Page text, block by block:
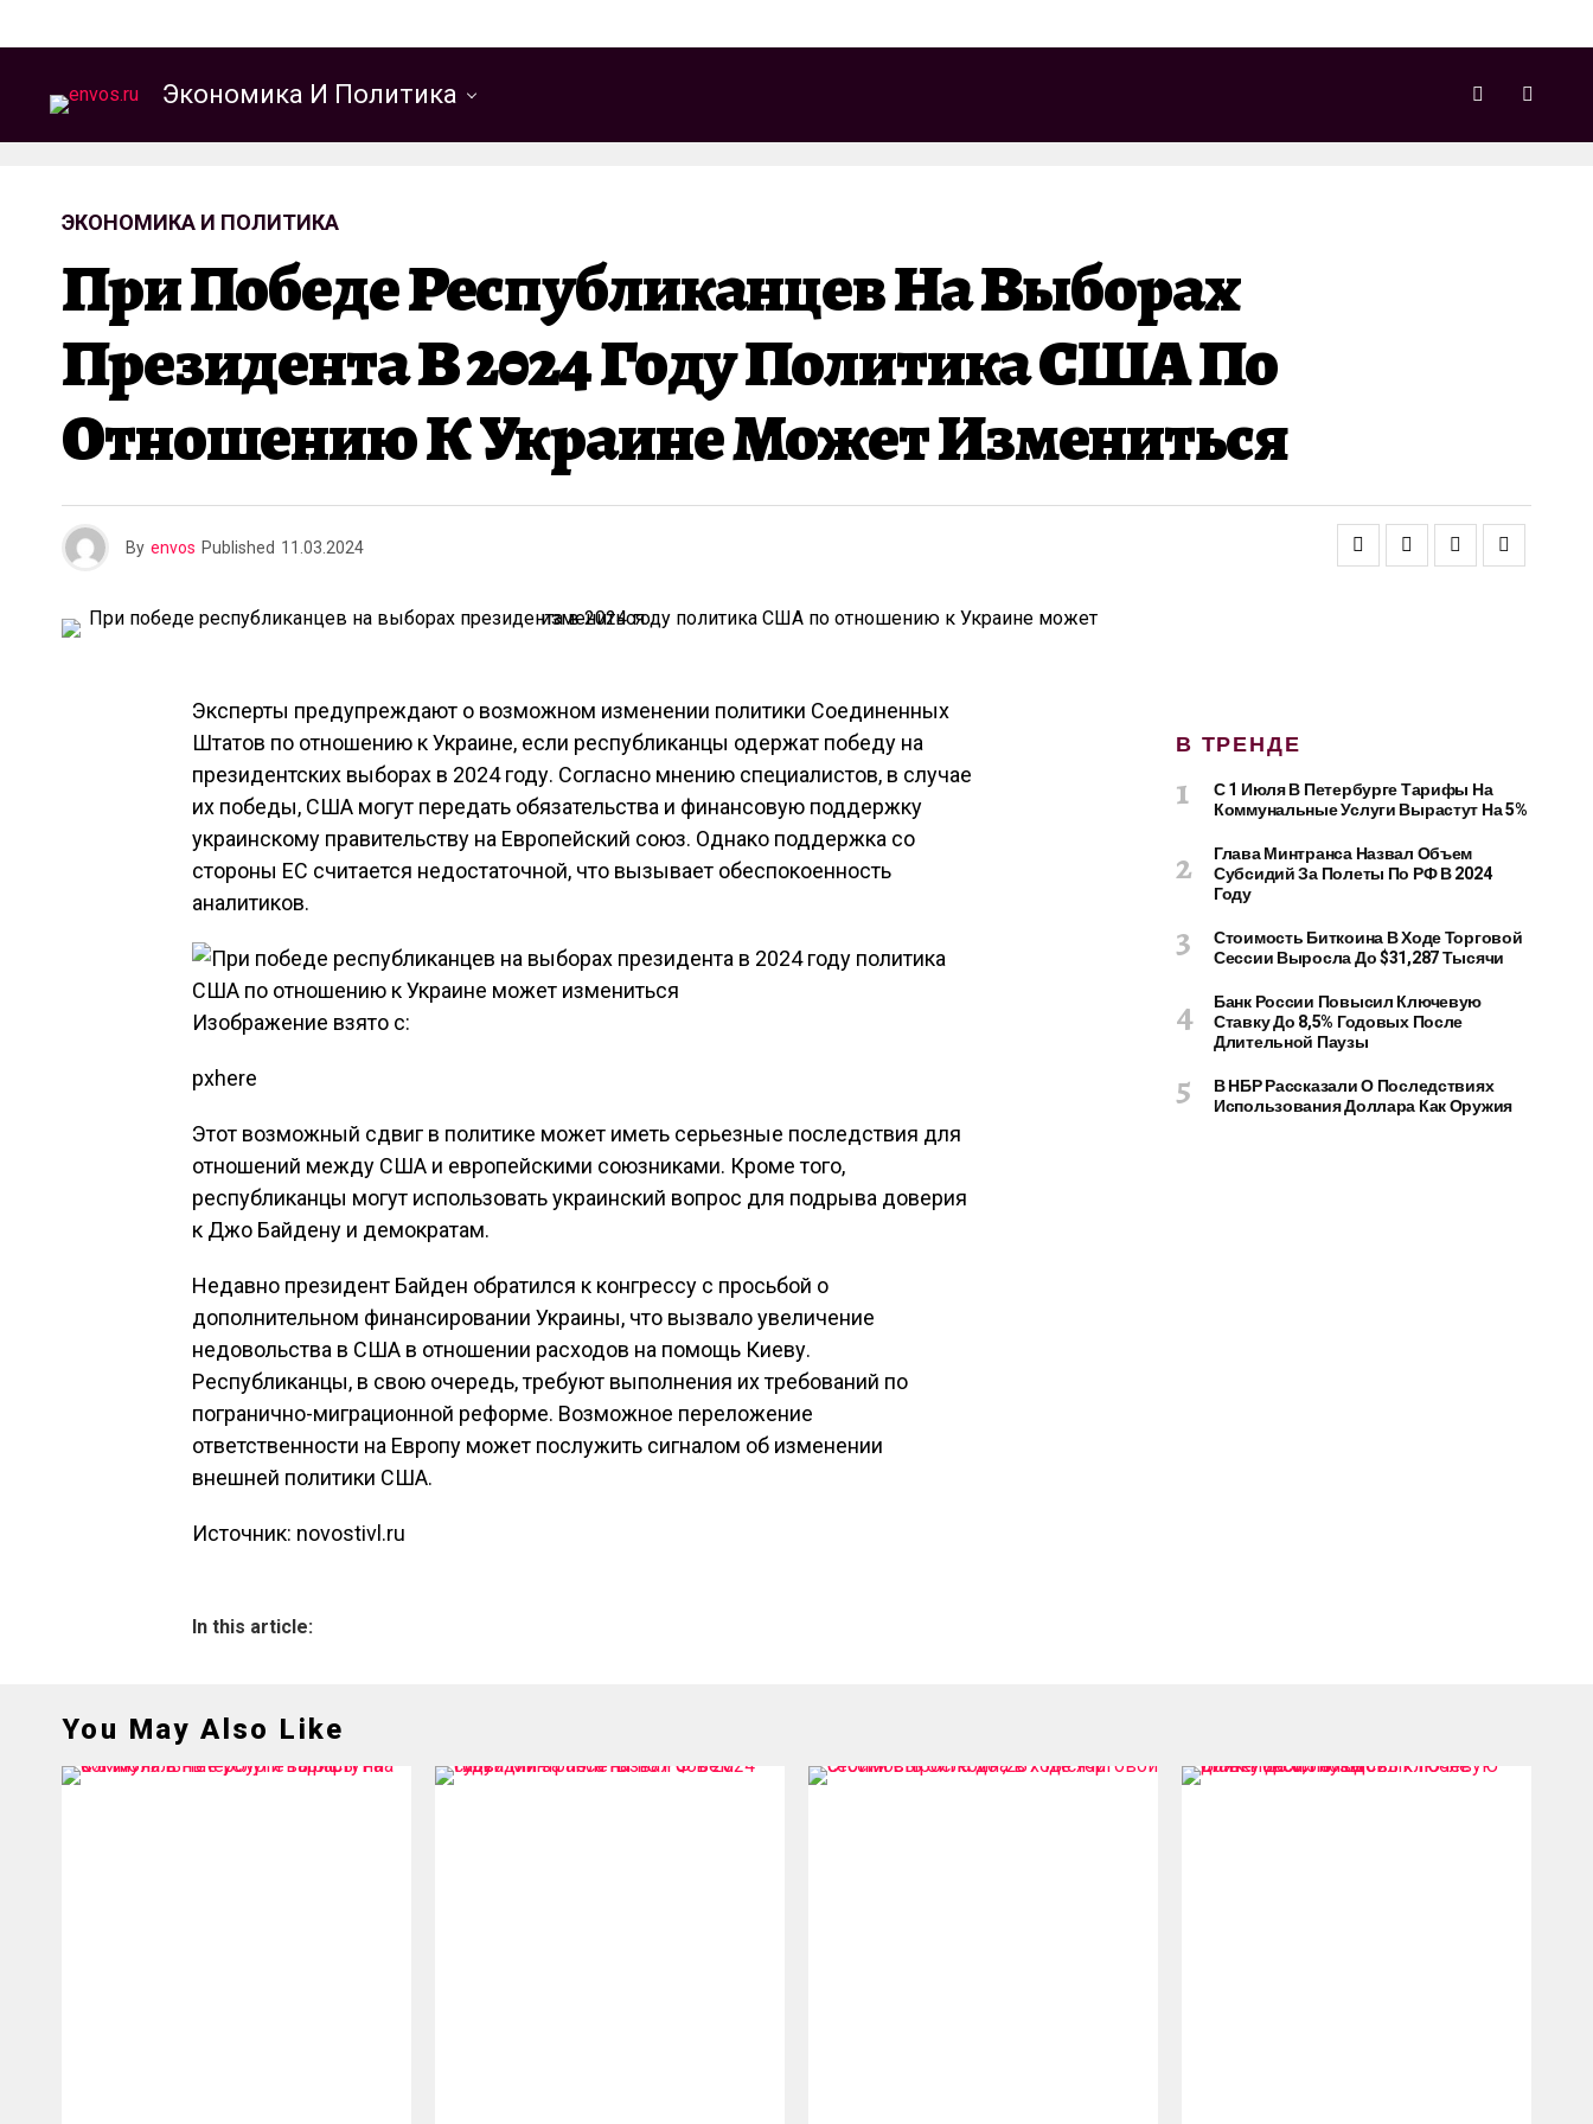
Экономика И Политика
ЭКОНОМИКА И ПОЛИТИКА
При Победе Республиканцев На Выборах
Президента В 2024 Году Политика США По
Отношению К Украине Может Измениться
By envos Published 11.03.2024
Эксперты предупреждают о возможном изменении политики Соединенных
Штатов по отношению к Украине, если республиканцы одержат победу на
президентских выборах в 2024 году. Согласно мнению специалистов, в случае
их победы, США могут передать обязательства и финансовую поддержку
украинскому правительству на Европейский союз. Однако поддержка со
стороны ЕС считается недостаточной, что вызывает обеспокоенность
аналитиков.
Изображение взято с:
pxhere
Этот возможный сдвиг в политике может иметь серьезные последствия для
отношений между США и европейскими союзниками. Кроме того,
республиканцы могут использовать украинский вопрос для подрыва доверия
к Джо Байдену и демократам.
Недавно президент Байден обратился к конгрессу с просьбой о
дополнительном финансировании Украины, что вызвало увеличение
недовольства в США в отношении расходов на помощь Киеву.
Республиканцы, в свою очередь, требуют выполнения их требований по
погранично-миграционной реформе. Возможное переложение
ответственности на Европу может послужить сигналом об изменении
внешней политики США.
Источник: novostivl.ru
In this article:
В ТРЕНДЕ
С 1 Июля В Петербурге Тарифы На
Коммунальные Услуги Вырастут На 5%
Глава Минтранса Назвал Объем
Субсидий За Полеты По РФ В 2024
Году
Стоимость Биткоина В Ходе Торговой
Сессии Выросла До $31,287 Тысячи
Банк России Повысил Ключевую
Ставку До 8,5% Годовых После
Длительной Паузы
В НБР Рассказали О Последствиях
Использования Доллара Как Оружия
You May Also Like